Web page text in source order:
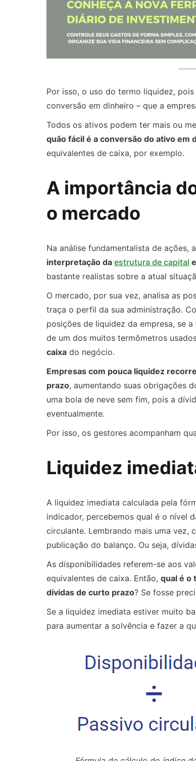
Por isso, o uso do termo liquidez,
conversão em dinheiro – que a
Todos os ativos podem ter mais ou
quão fácil é a conversão do ativo em
equivalentes de caixa, por exemplo.
A importância
o mercado
Na análise fundamentalista de ações,
interpretação da estrutura de capital
bastante realistas sobre a atual
O mercado, por sua vez, analisa as
traça o perfil da sua administração.
posições de liquidez da empresa, se
de um dos muitos termômetros
caixa do negócio.
Empresas com pouca liquidez
prazo, aumentando suas obrigações
uma bola de neve sem fim, pois a
eventualmente.
Por isso, os gestores acompanham
Liquidez
A liquidez imediata calculada pela
indicador, percebemos qual é o nível
circulante. Lembrando mais uma vez,
publicação do balanço. Ou seja,
As disponibilidades referem-se aos
equivalentes de caixa. Então, qual é o
dívidas de curto prazo? Se fosse
Se a liquidez imediata estiver muito
para aumentar a solvência e fazer a